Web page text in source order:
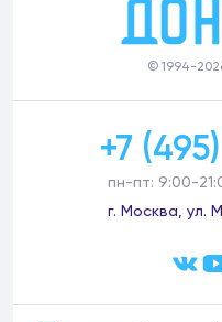
© 1994-
+7
пн-пт: 9:00-
г. Москва, ул.